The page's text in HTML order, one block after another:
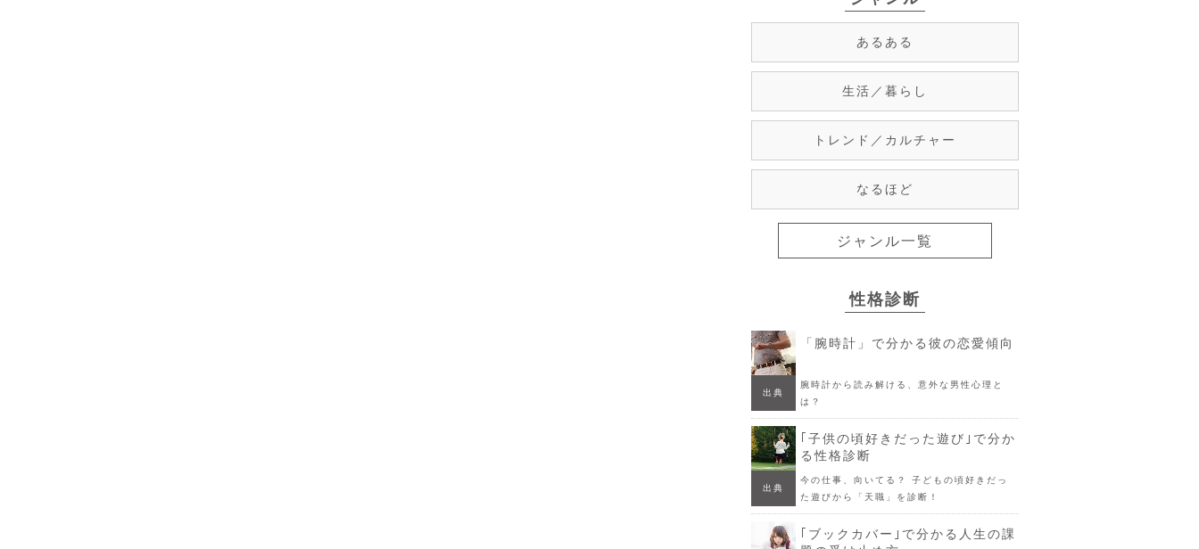
あるある
生活／暮らし
トレンド／カルチャー
なるほど
ジャンル一覧
性格診断
「腕時計」で分かる彼の恋愛傾向
出典
腕時計から読み解ける、意外な男性心理と
は？
｢子供の頃好きだった遊び｣で分か
る性格診断
出典
今の仕事、向いてる？ 子どもの頃好きだっ
た遊びから「天職」を診断！
｢ブックカバー｣で分かる人生の課